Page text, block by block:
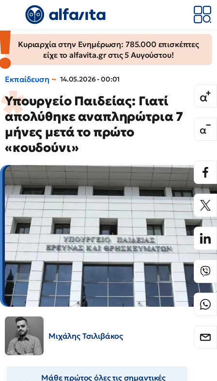
Κυριαρχία στην Ενημέρωση: 785.000 επισκέπτες
είχε το alfavita.gr στις 5 Αυγούστου!
Εκπαίδευση 14.05.2026 - 00:01
Υπουργείο Παιδείας: Γιατί
απολύθηκε αναπληρώτρια 7
μήνες μετά το πρώτο
«κουδούνι»
Μιχάλης Τσιλιβάκος
Μάθε πρώτος όλες τις σημαντικές